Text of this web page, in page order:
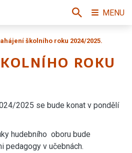
školního roku 2024/2025.
ROKU
2025 se bude konat v pondělí
hudebního oboru bude
pedagogy v učebnách.
MENU